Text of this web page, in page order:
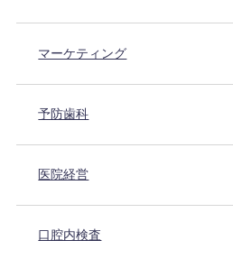
マーケティング
予防歯科
医院経営
口腔内検査